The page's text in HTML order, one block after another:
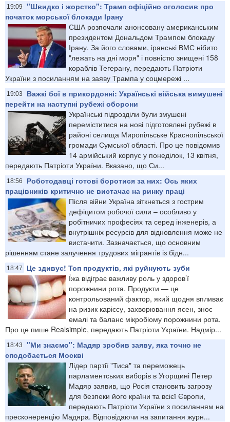
19:09
"Швидко і жорстко": Трамп офіційно оголосив про
початок морської блокади Ірану
США розпочали анонсовану американським
президентом Дональдом Трампом блокаду
Ірану. За його словами, іранські ВМС нібито
"лежать на дні моря" і повністю знищені 158
кораблів Тегерану, передають Патріоти
України з посиланням на заяву Трампа у соцмережі ...
19:03
Важкі бої в прикордонні: Українські війська вимушені
перейти на наступні рубежі оборони
Українські підрозділи були змушені
переміститися на нові підготовлені рубежі в
районі селища Миропільське Краснопільської
громади Сумської області. Про це повідомив
14 армійський корпус у понеділок, 13 квітня,
передають Патріоти України. Вказано, що Си...
18:56
Роботодавці готові боротися за них: Ось яких
працівників критично не вистачає на ринку праці
Після війни Україна зіткнеться з гострим
дефіцитом робочої сили – особливо у
робітничих професіях та серед інженерів, а
внутрішніх ресурсів для відновлення може не
вистачити. Зазначається, що основним
рішенням стане залучення трудових мігрантів із бідн...
18:47
Це здивує! Топ продуктів, які руйнують зуби
Їжа відіграє важливу роль у здоров’ї
порожнини рота. Продукти — це
контрольований фактор, який щодня впливає
на ризик карієсу, захворювання ясен, знос
емалі та баланс мікробіому порожнини рота.
Про це пише Realsimple, передають Патріоти України. Надмір...
18:43
"Ми знаємо": Мадяр зробив заяву, яка точно не
сподобається Москві
Лідер партії "Тиса" та переможець
парламентських виборів в Угорщині Петер
Мадяр заявив, що Росія становить загрозу
для безпеки його країни та всієї Європи,
передають Патріоти України з посиланням на
пресконеренцію Мадяра. Відповідаючи на запитання журн...